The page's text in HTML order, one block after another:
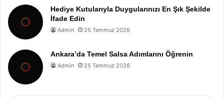
Hediye Kutularıyla Duygularınızı En Şık Şekilde
İfade Edin
Admin 25 Temmuz 2026
Ankara’da Temel Salsa Adımlarını Öğrenin
Admin 25 Temmuz 2026